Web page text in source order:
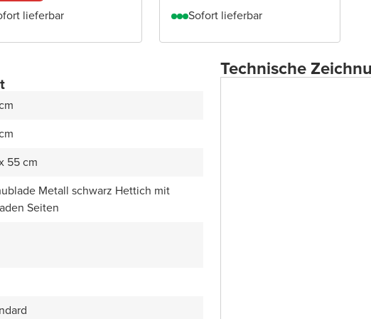
lieferbar Sofort lieferbar
55 cm
Metall schwarz Hettich mit
Seiten
Technische